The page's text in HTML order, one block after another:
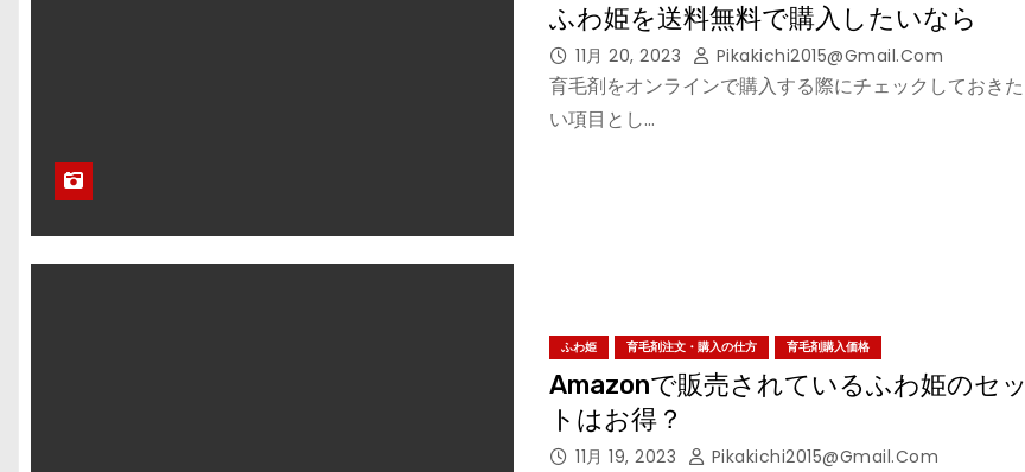
ふわ姫を送料無料で購入したいなら
11月 20, 2023 Pikakichi2015@gmail.com
育毛剤をオンラインで購入する際にチェックしておきた
い項目とし…
ふわ姫 育毛剤注文・購入の仕方 育毛剤購入価格
Amazonで販売されているふわ姫のセッ
トはお得？
11月 19, 2023 Pikakichi2015@gmail.com